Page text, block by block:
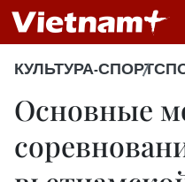
КУЛЬТУРА-СПОРТ
Основные